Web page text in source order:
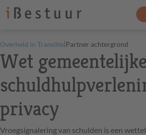
Overheid in Transitie|Partner achtergrond
Wet gemeentelijke
privacy
Vroegsignalering van schulden is een